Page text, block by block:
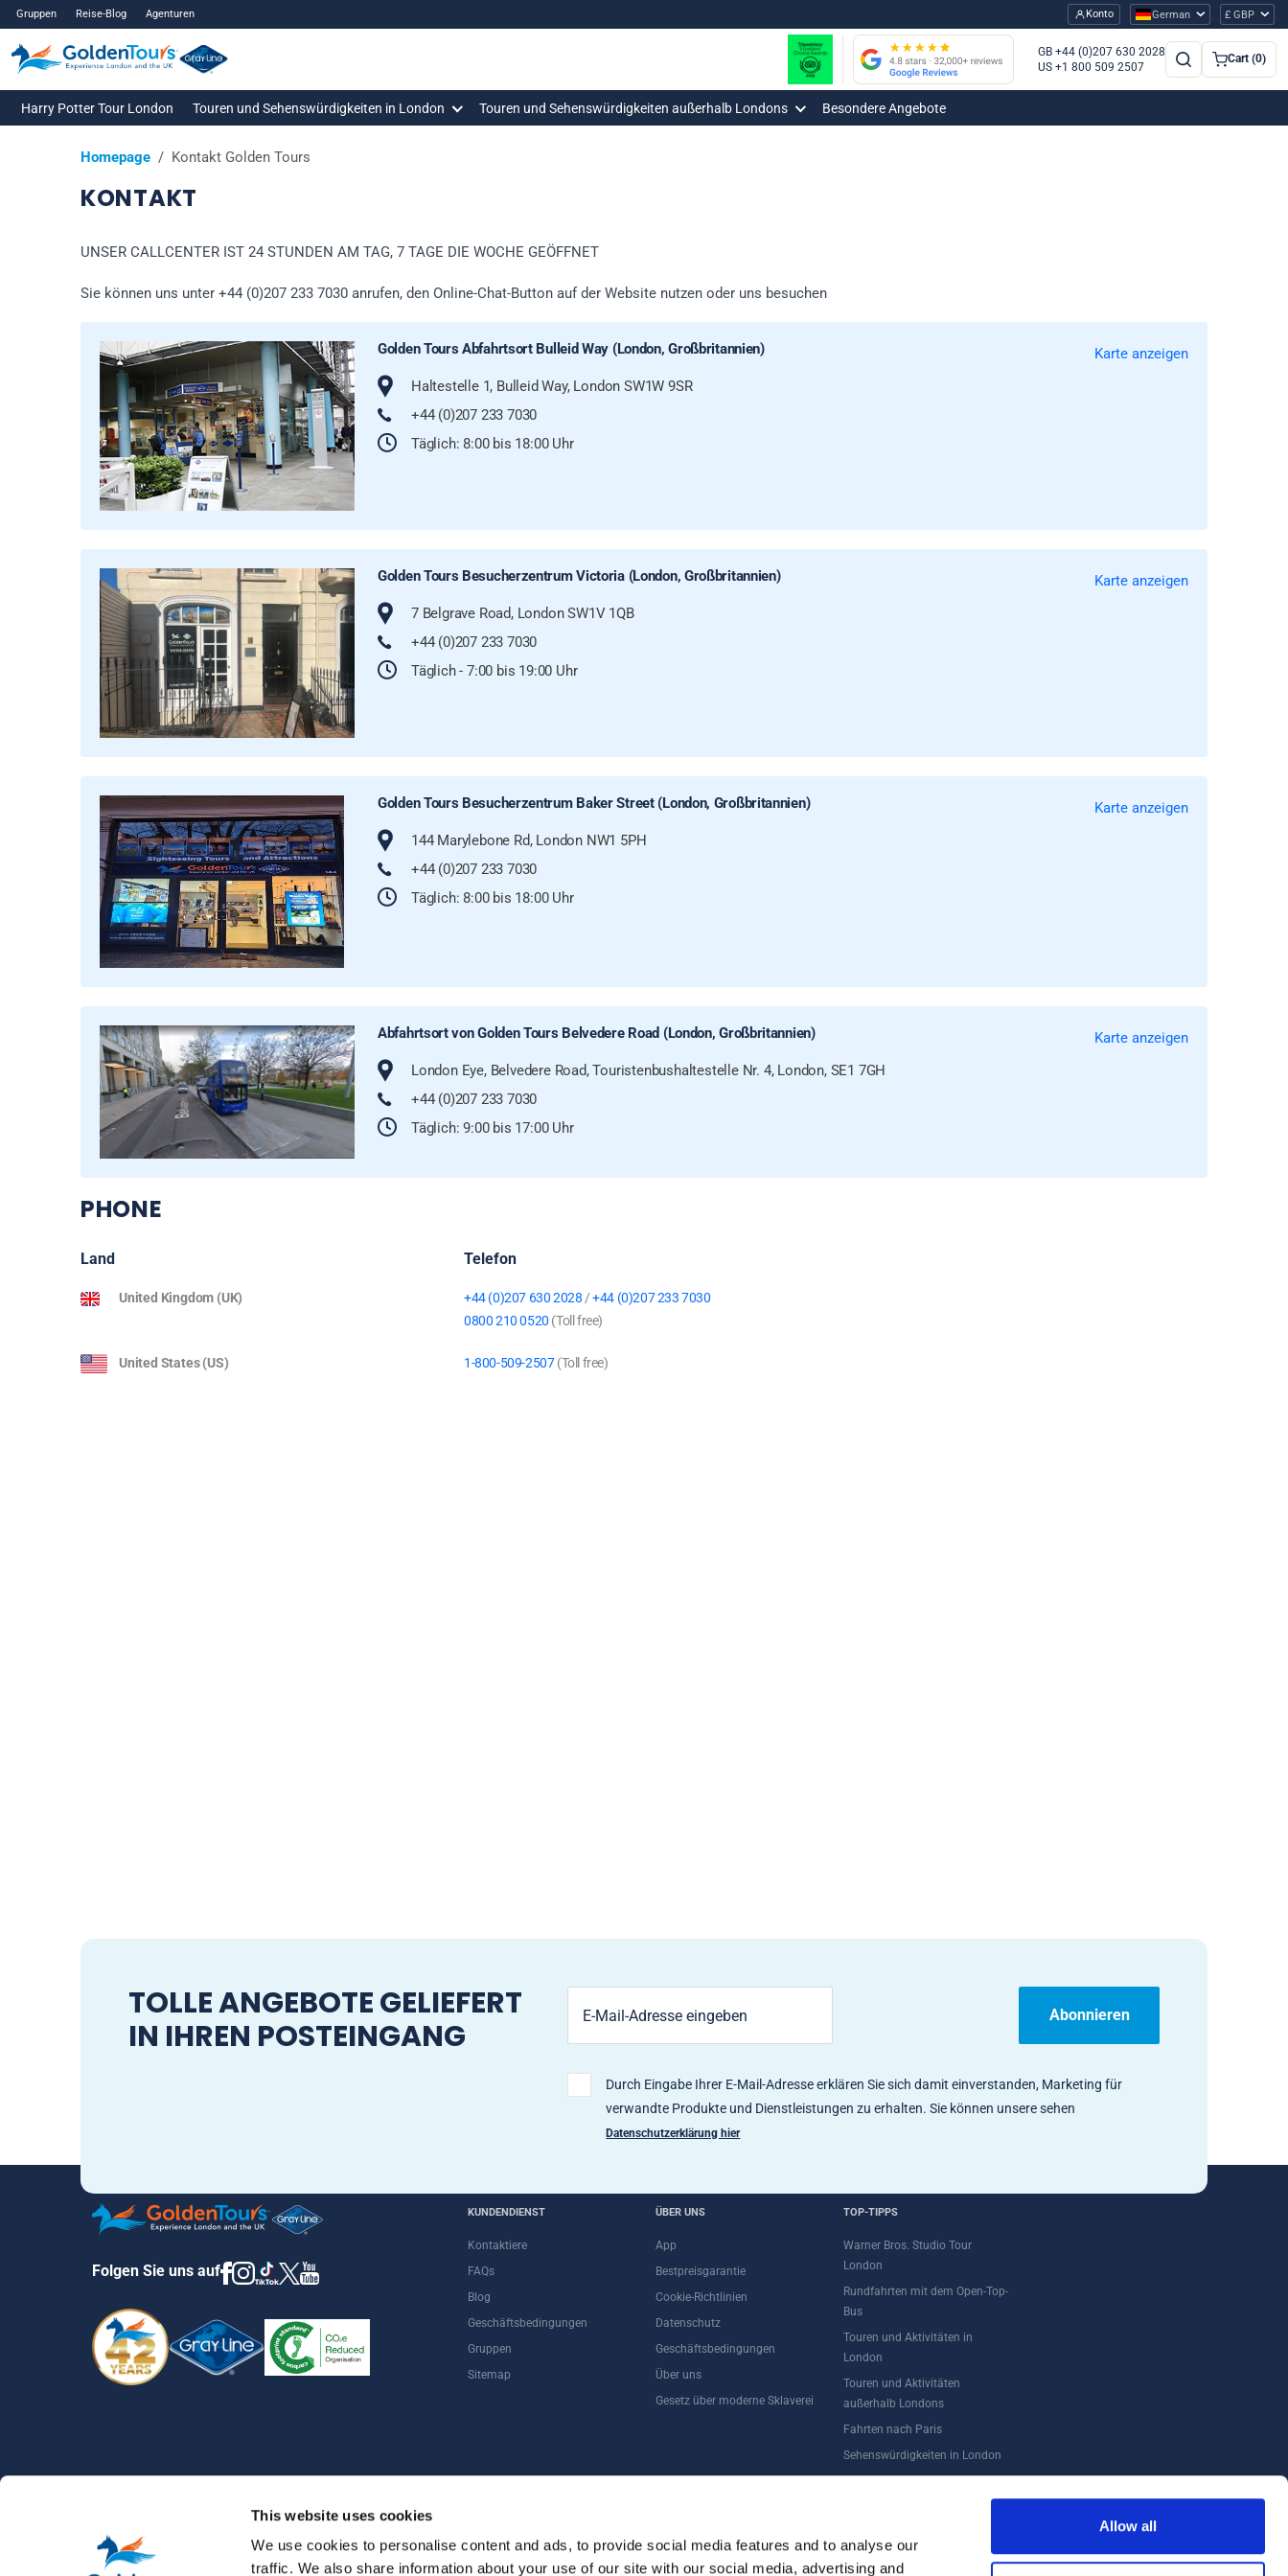
This website uses cookies
We use cookies to personalise content and ads, to provide social media features and to analyse our
traffic. We also share information about your use of our site with our social media, advertising and
Allow all
Gruppen Reise-Blog Agenturen Konto German £ GBP
GB +44 (0)207 630 2028
US +1 800 509 2507
Cart (0)
Harry Potter Tour London Touren und Sehenswürdigkeiten in London Touren und Sehenswürdigkeiten außerhalb Londons Besondere Angebote
Homepage Kontakt Golden Tours
KONTAKT
UNSER CALLCENTER IST 24 STUNDEN AM TAG, 7 TAGE DIE WOCHE GEÖFFNET
Sie können uns unter +44 (0)207 233 7030 anrufen, den Online-Chat-Button auf der Website nutzen oder uns besuchen
Golden Tours Abfahrtsort Bulleid Way (London, Großbritannien)
Haltestelle 1, Bulleid Way, London SW1W 9SR
+44 (0)207 233 7030
Täglich: 8:00 bis 18:00 Uhr
Karte anzeigen
Golden Tours Besucherzentrum Victoria (London, Großbritannien)
7 Belgrave Road, London SW1V 1QB
+44 (0)207 233 7030
Täglich - 7:00 bis 19:00 Uhr
Karte anzeigen
Golden Tours Besucherzentrum Baker Street (London, Großbritannien)
144 Marylebone Rd, London NW1 5PH
+44 (0)207 233 7030
Täglich: 8:00 bis 18:00 Uhr
Karte anzeigen
Abfahrtsort von Golden Tours Belvedere Road (London, Großbritannien)
London Eye, Belvedere Road, Touristenbushaltestelle Nr. 4, London, SE1 7GH
+44 (0)207 233 7030
Täglich: 9:00 bis 17:00 Uhr
Karte anzeigen
PHONE
Land
United Kingdom (UK)
Telefon
+44 (0)207 630 2028/+44 (0)207 233 7030
0800 210 0520 (Toll free)
United States (US) 1-800-509-2507(Toll free)
TOLLE ANGEBOTE GELIEFERT
IN IHREN POSTEINGANG
Durch Eingabe Ihrer E-Mail-Adresse erklären Sie sich damit einverstanden, Marketing für
verwandte Produkte und Dienstleistungen zu erhalten. Sie können unsere sehen
Datenschutzerklärung hier
Abonnieren
Folgen Sie uns auf
KUNDENDIENST
Kontaktiere
FAQs
Blog
Geschäftsbedingungen
Gruppen
Sitemap
ÜBER UNS
App
Bestpreisgarantie
Cookie-Richtlinien
Datenschutz
Geschäftsbedingungen
Über uns
Gesetz über moderne Sklaverei
TOP-TIPPS
Warner Bros. Studio Tour
London
Rundfahrten mit dem Open-Top-
Bus
Touren und Aktivitäten in
London
Touren und Aktivitäten
außerhalb Londons
Fahrten nach Paris
Sehenswürdigkeiten in London